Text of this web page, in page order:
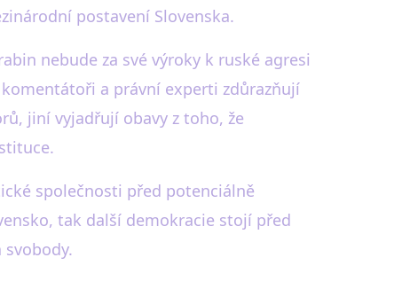
postavení Slovenska.
nebude za své výroky k ruské agresi
a právní experti zdůrazňují
jiní vyjadřují obavy z toho, že
společnosti před potenciálně
tak další demokracie stojí před